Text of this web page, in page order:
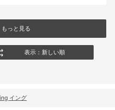
もっと見る
表示：新しい順
ing イング